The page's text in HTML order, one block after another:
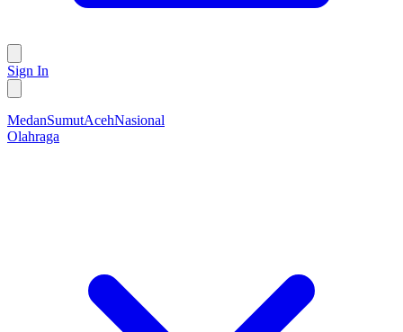
Sign In
MedanSumutAcehNasional
Olahraga